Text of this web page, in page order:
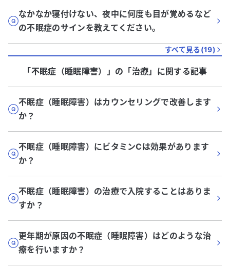
なかなか寝付けない、夜中に何度も目が覚めるなど
の不眠症のサインを教えてください。
すべて見る(19)
「不眠症（睡眠障害）」 の「治療」に関する記事
不眠症（睡眠障害）はカウンセリングで改善します
か？
不眠症（睡眠障害）にビタミンCは効果があります
か？
不眠症（睡眠障害）の治療で入院することはありま
すか？
更年期が原因の不眠症（睡眠障害）はどのような治
療を行いますか？